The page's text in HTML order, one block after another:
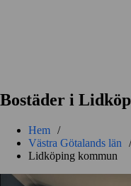
Bostäder i
Hem /
Västra Götalands län
/
Lidköping kommun